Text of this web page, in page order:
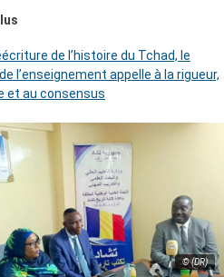
de l’histoire du Tchad, le
l’enseignement appelle à la rigueur,
et au consensus
© (DR)